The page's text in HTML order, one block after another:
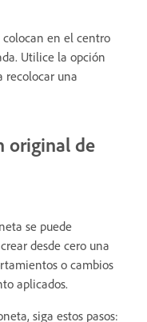
en el centro
Utilice la opción
recolocar una
original de
se puede
desde cero una
o cambios
aplicados.
siga estos pasos: